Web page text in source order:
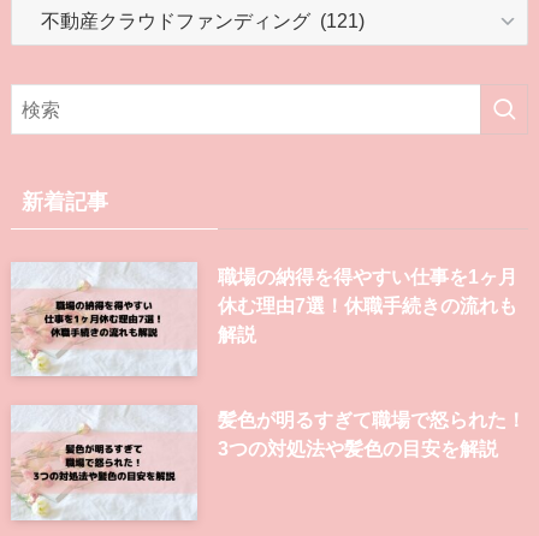
リ
新着記事
職場の納得を得やすい仕事を1ヶ月
休む理由7選！休職手続きの流れも
解説
髪色が明るすぎて職場で怒られた！
3つの対処法や髪色の目安を解説